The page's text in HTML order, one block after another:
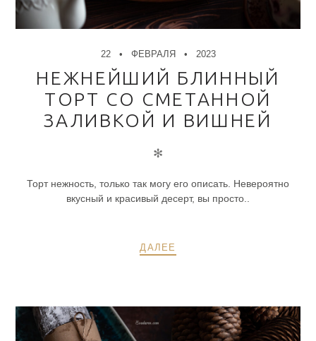
22 ФЕВРАЛЯ 2023
НЕЖНЕЙШИЙ БЛИННЫЙ
ТОРТ СО СМЕТАННОЙ
ЗАЛИВКОЙ И ВИШНЕЙ
✻
Торт нежность, только так могу его описать. Невероятно
вкусный и красивый десерт, вы просто..
ДАЛЕЕ